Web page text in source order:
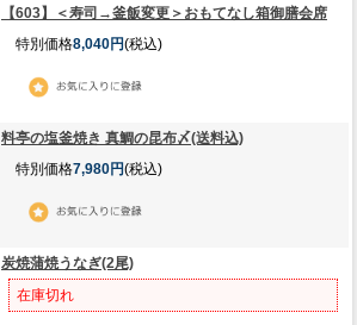
【603】＜寿司→釜飯変更＞おもてなし箱御膳会席
特別価格8,040円(税込)
料亭の塩釜焼き 真鯛の昆布〆(送料込)
特別価格7,980円(税込)
炭焼蒲焼うなぎ(2尾)
在庫切れ